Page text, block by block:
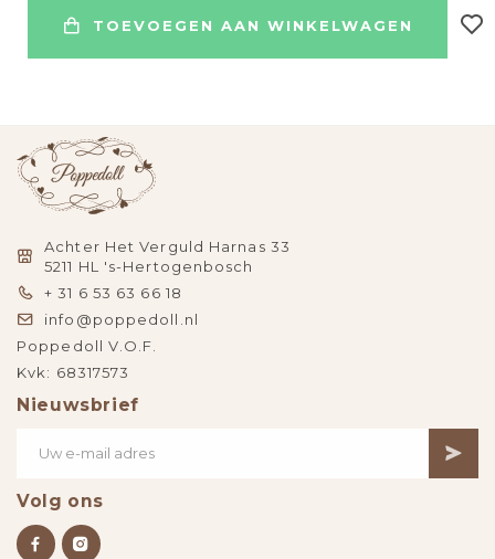
TOEVOEGEN AAN WINKELWAGEN
Achter Het Verguld Harnas 33
5211 HL 's-Hertogenbosch
+ 31 6 53 63 66 18
info@poppedoll.nl
Poppedoll V.O.F.
Kvk: 68317573
Nieuwsbrief
Volg ons